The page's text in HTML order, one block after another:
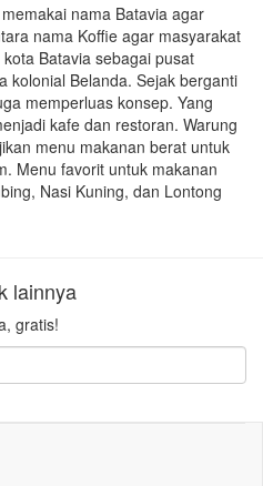
nama Batavia agar
nama Koffie agar masyarakat
Batavia sebagai pusat
kolonial Belanda. Sejak berganti
memperluas konsep. Yang
kafe dan restoran. Warung
menu makanan berat untuk
Menu favorit untuk makanan
Nasi Kuning, dan Lontong
lainnya
gratis!